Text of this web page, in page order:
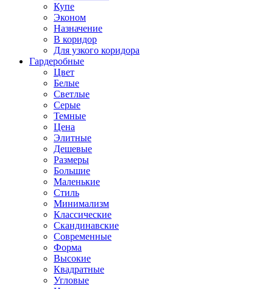
Купе
Эконом
Назначение
В коридор
Для узкого коридора
Гардеробные
Цвет
Белые
Светлые
Серые
Темные
Цена
Элитные
Дешевые
Размеры
Большие
Маленькие
Стиль
Минимализм
Классические
Скандинавские
Современные
Форма
Высокие
Квадратные
Угловые